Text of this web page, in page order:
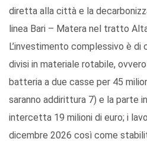
diretta alla città e la
linea Bari – Matera nel tratto
L’investimento complessivo è di
divisi in materiale rotabile,
batteria a due casse per 45
saranno addirittura 7) e la parte
intercetta 19 milioni di euro; i
dicembre 2026 così come